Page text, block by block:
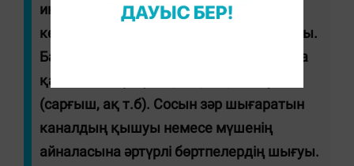
инфекциясы. Жыныстық қатынастан
кейін 2-3 күннен соң белгі бере бастайды.
Басты белгісі – үрпіден ірің ағу, болмаса
қандай да бір сұйықтықтың бөлінуі
(сарғыш, ақ т.б). Сосын зәр шығаратын
каналдың қышуы немесе мүшенің
айналасына әртүрлі бөртпелердің шығуы.